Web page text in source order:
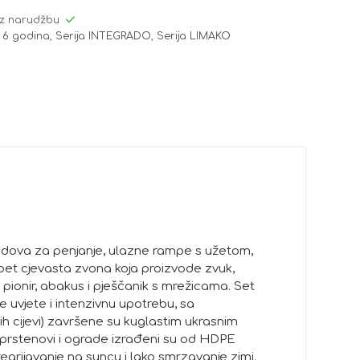
narudžbu
6 godina, Serija INTEGRADO, Serija LIMAKO
za penjanje, ulazne rampe s užetom,
cjevasta zvona koja proizvode zvuk,
abakus i pješčanik s mrežicama. Set
uvjete i intenzivnu upotrebu, sa
cijevi) završene su kuglastim ukrasnim
i ograde izrađeni su od HDPE